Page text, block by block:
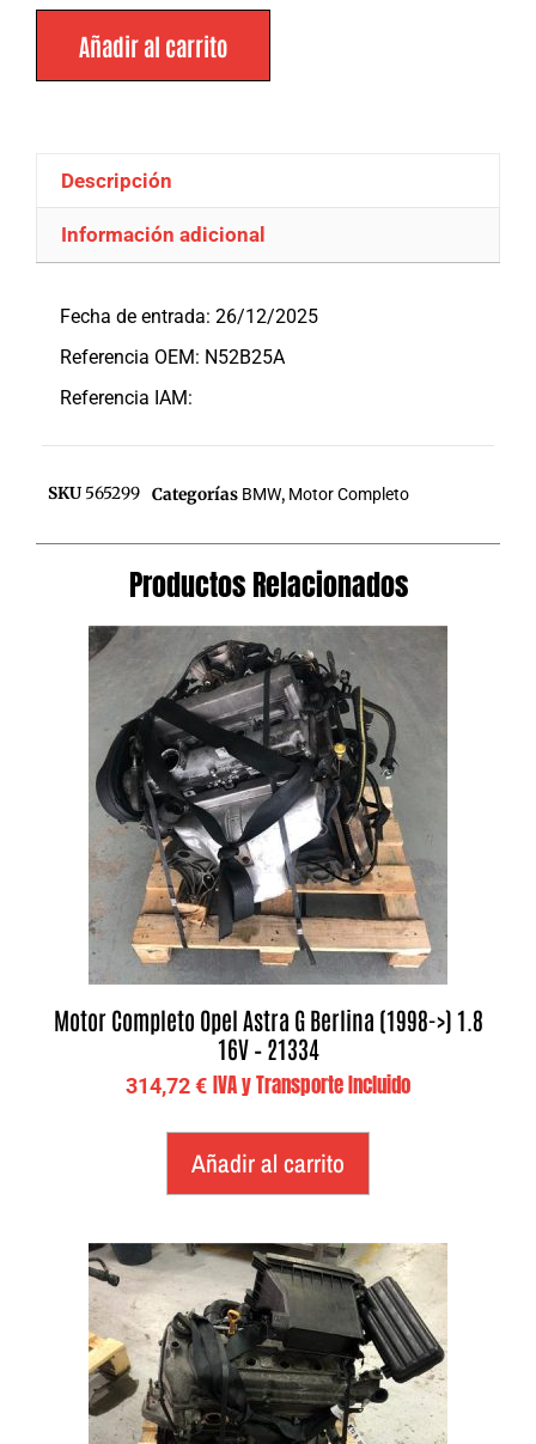
Añadir al carrito
Descripción
Información adicional
Fecha de entrada: 26/12/2025
Referencia OEM: N52B25A
Referencia IAM:
SKU 565299 Categorías BMW, Motor Completo
Productos Relacionados
Motor Completo Opel Astra G Berlina (1998->) 1.8
16V – 21334
314,72€ IVA y Transporte Incluido
Añadir al carrito